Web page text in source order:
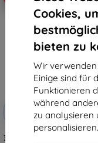
Cookies,
bieten zu
Wir
Einige sind für
Funktionieren
während
zu analysieren
personalisieren.
Rabatt
mit
Gutschein
3mk Schutzcover Armor